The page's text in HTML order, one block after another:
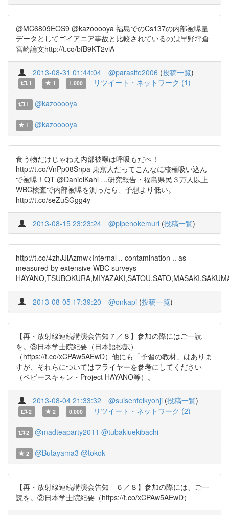
@MC6809EOS9 @kazooooya 福島でのCs137の内部被曝量
データとしてゴイアニア事故と比較されているのは早野坪倉
宮崎論文http://t.co/bfB9KT2viA
2013-08-31 01:44:04 @parasite2006 (投稿一覧)
1 1 1.000 リツイート・ネットワーク (1)
1 @kazooooya
1 @kazooooya
食う物だけじゃねえ内部被曝は呼吸もだべ！
http://t.co/VnPp08Snpa 東京人だってこんなに核種吸い込ん
で被曝！QT @DanielKahl …研究報告・福島県民３万人以上
WBC検査で内部被曝を測ったら、予想より低い。
http://t.co/seZuSGgg4y
2013-08-15 23:23:24 @pipenokemuri (投稿一覧)
http://t.co/4zhJJiAzmw<Internal .. contamination .. as
measured by extensive WBC surveys
2013-08-05 17:39:20 @onkapi (投稿一覧)
【再・放射線連続講演会告知７／８】参加の際にはご一読
を。③日本学士院紀要（日本語抄訳）
（https://t.co/xCPAw5AEwD）他にも「予習の教材」はありま
すが、それらについてはフライヤーを参考にしてください
（ベビースキャン・Project HAYANO等）。
2013-08-04 21:33:32 @suisenteikyohji (投稿一覧)
2 2 0.000 リツイート・ネットワーク (2)
2 @madteaparty2011 @tubakiuekibachi
2 @Butayama3 @tokok
【再・放射線連続講演会告知 ６／８】参加の際には、ご一
読を。②日本学士院紀要（https://t.co/xCPAw5AEwD）